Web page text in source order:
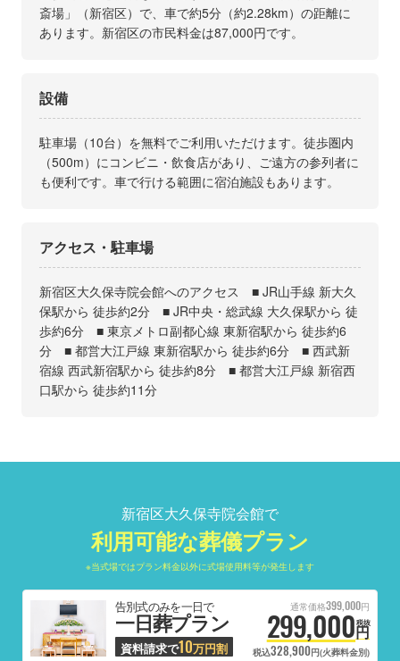
斎場」（新宿区）で、車で約5分（約2.28km）の距離に
あります。新宿区の市民料金は87,000円です。
設備
駐車場（10台）を無料でご利用いただけます。徒歩圏内
（500m）にコンビニ・飲食店があり、ご遠方の参列者に
も便利です。車で行ける範囲に宿泊施設もあります。
アクセス・駐車場
新宿区大久保寺院会館へのアクセス ■ JR山手線 新大久
保駅から 徒歩約2分 ■ JR中央・総武線 大久保駅から 徒
歩約6分 ■ 東京メトロ副都心線 東新宿駅から 徒歩約6
分 ■ 都営大江戸線 東新宿駅から 徒歩約6分 ■ 西武新
宿線 西武新宿駅から 徒歩約8分 ■ 都営大江戸線 新宿西
口駅から 徒歩約11分
新宿区大久保寺院会館で
利用可能な葬儀プラン
※当式場ではプラン料金以外に式場使用料等が発生します
告別式のみを一日で
一日葬プラン
資料請求で10万円割
通常価格399,000円
299,000円
税抜
税込328,900円(火葬料金別)